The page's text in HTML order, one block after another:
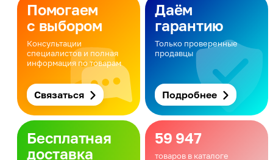
Помогаем
с выбором
Консультации
специалистов и полная
информация по товарам
Связаться
Даём
гарантию
Только проверенные
продавцы
Подробнее
Бесплатная
доставка
59 947
товаров в каталоге